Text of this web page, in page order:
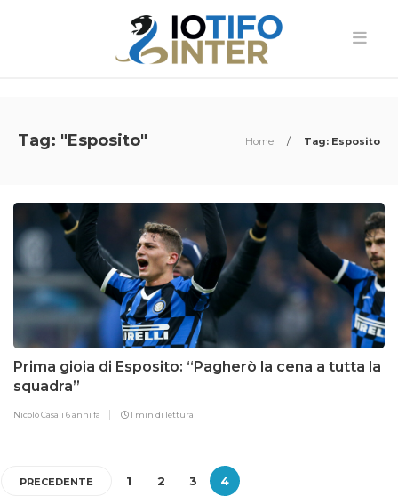
Tag: "Esposito" Home / Tag: Esposito
Prima gioia di Esposito: “Pagherò la cena a tutta la
squadra”
Nicolò Casali 6 anni fa 1 min di lettura
PRECEDENTE 1 2 3 4